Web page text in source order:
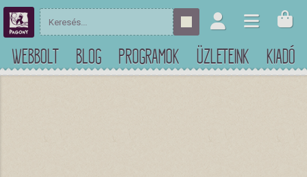
WEBBOLT BLOG PROGRAMOK ÜZLETEINK KIADÓ